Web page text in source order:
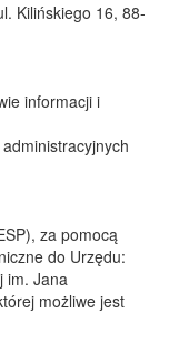
Kilińskiego 16, 88-
informacji i
za pomocą
do Urzędu:
im. Jana
możliwe jest